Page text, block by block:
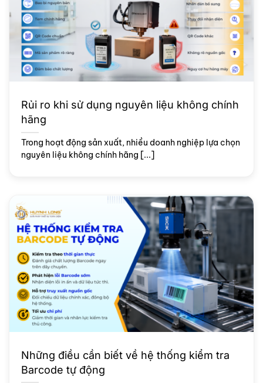
Rủi ro khi sử dụng nguyên liệu không chính
hãng
Trong hoạt động sản xuất, nhiều doanh nghiệp lựa chọn
nguyên liệu không chính hãng [...]
Những điều cần biết về hệ thống kiểm tra
Barcode tự động